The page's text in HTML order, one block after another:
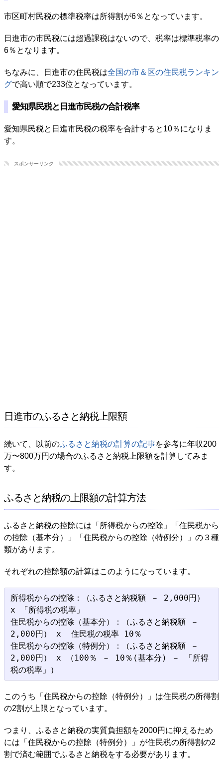
市区町村民税の標準税率は所得割が6％となっています。
日進市の市民税には超過課税はないので、税率は標準税率の
6％となります。
ちなみに、日進市の住民税は全国の市＆区の住民税ランキン
グで高い順で233位となっています。
愛知県民税と日進市民税の合計税率
愛知県民税と日進市民税の税率を合計すると10％になりま
す。
スポンサーリンク
日進市のふるさと納税上限額
続いて、以前のふるさと納税の計算の記事を参考に年収200
万〜800万円の場合のふるさと納税上限額を計算してみま
す。
ふるさと納税の上限額の計算方法
ふるさと納税の控除には「所得税からの控除」「住民税から
の控除（基本分）」「住民税からの控除（特例分）」の３種
類があります。
それぞれの控除額の計算はこのようになっています。
所得税からの控除：（ふるさと納税額 － 2,000円）
x 「所得税の税率」
住民税からの控除（基本分）：（ふるさと納税額 －
2,000円） x  住民税の税率 10％
住民税からの控除（特例分）：（ふるさと納税額 －
2,000円） x （100％ － 10％(基本分) － 「所得
このうち「住民税からの控除（特例分）」は住民税の所得割
の2割が上限となっています。
つまり、ふるさと納税の実質負担額を2000円に抑えるため
には「住民税からの控除（特例分）」が住民税の所得割の2
割で済む範囲でふるさと納税をする必要があります。